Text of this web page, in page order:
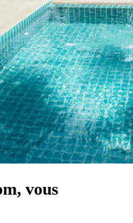
vous